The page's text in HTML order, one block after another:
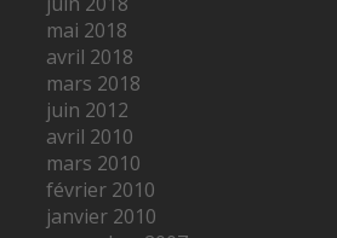
mai 2018
avril 2018
mars 2018
juin 2012
avril 2010
mars 2010
février 2010
janvier 2010